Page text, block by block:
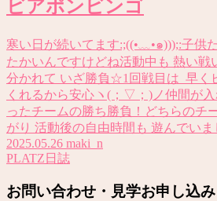
ビアポンビンゴ
寒い日が続いてます:;((•﹏•๑)));:子
たかいんですけどね活動中も 熱い
分かれて いざ勝負☆1回戦目は 早く
くれるから安心ヽ(；▽；)ノ仲間が
ったチームの勝ち勝負！どちらのチ
がり 活動後の自由時間も 遊んでい
2025.05.26 maki_n
PLATZ日誌
お問い合わせ・見学お申し込み